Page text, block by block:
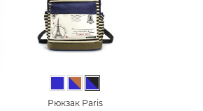
СинийСине-бежевый
Сине-черный
Рюкзак Paris